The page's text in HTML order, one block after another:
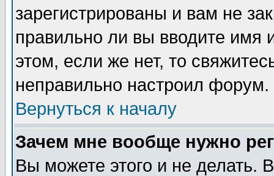
зарегистрированы и вам не
правильно ли вы вводите
этом, если же нет, то
неправильно настроил форум.
Вернуться к началу
Зачем мне вообще нужно
Вы можете этого и не делать.